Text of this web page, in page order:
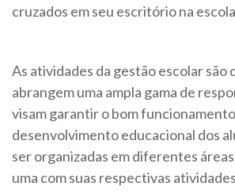
As atividades da gestão escolar são
abrangem uma ampla gama de
visam garantir o bom
desenvolvimento educacional dos
ser organizadas em diferentes
uma com suas respectivas